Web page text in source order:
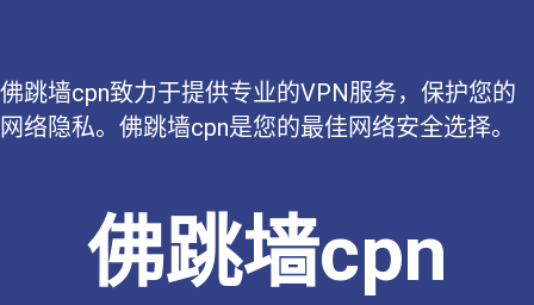
佛跳墙cpn致力于提供专业的VPN服务，保护您的
网络隐私。佛跳墙cpn是您的最佳网络安全选择。
佛跳墙cpn